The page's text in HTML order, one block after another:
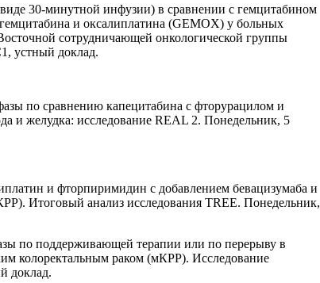
30-минутной инфузии) в сравнении с гемцитабином
и оксалиплатина (GEMOX) у больных
сотрудничающей онкологической группы
устный доклад.
по сравнению капецитабина с фторурацилом и
и желудка: исследование REAL 2. Понедельник, 5
и фторпиримидин с добавлением бевацизумаба и
Итоговый анализ исследования TREE. Понедельник,
по поддерживающей терапии или по перерыву в
колоректальным раком (мКРР). Исследование
доклад.